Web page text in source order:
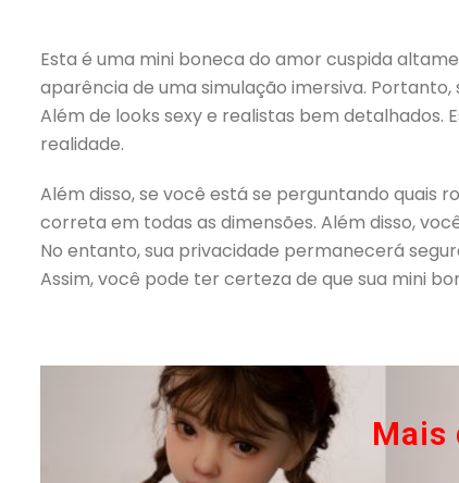
Esta é uma mini boneca do amor cuspida
aparência de uma simulação imersiva.
Além de looks sexy e realistas bem
realidade.
Além disso, se você está se perguntando quais
correta em todas as dimensões. Além disso,
No entanto, sua privacidade permanecerá
Assim, você pode ter certeza de que sua mini
Mais